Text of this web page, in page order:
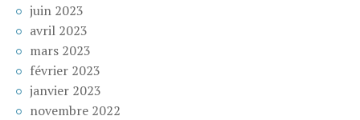
juin 2023
avril 2023
mars 2023
février 2023
janvier 2023
novembre 2022